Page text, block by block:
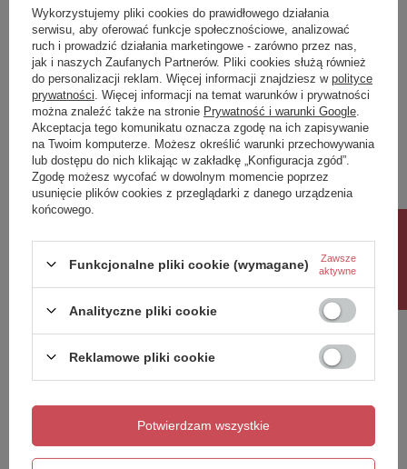
Klasa Energetyczna E
kWh/1000h 30
Potrzebujesz pomocy? Masz pytania?
Zadaj pytanie a my odpowiemy niezwłocznie,
najciekawsze pytania i odpowiedzi publikując
dla innych.
Zadaj pytanie
Napisz swoją opinię
5/5
Treść twojej opinii
Dodaj własne zdjęcie produktu:
Wykorzystujemy pliki cookies do prawidłowego działania
serwisu, aby oferować funkcje społecznościowe, analizować
ruch i prowadzić działania marketingowe - zarówno przez nas,
jak i naszych Zaufanych Partnerów. Pliki cookies służą również
do personalizacji reklam. Więcej informacji znajdziesz w polityce
prywatności . Więcej informacji na temat warunków i prywatności
można znaleźć także na stronie Prywatność i warunki Google
Akceptacja tego komunikatu oznacza zgodę na ich zapisywanie
na Twoim komputerze. Możesz określić warunki przechowywania
lub dostępu do nich klikając w zakładkę „Konfiguracja zgód”.
Zgodę możesz wycofać w dowolnym momencie poprzez
usunięcie plików cookies z przeglądarki z danego urządzenia
końcowego.
Funkcjonalne pliki cookie (wymagane)
Zawsze
aktywne
Analityczne pliki cookie
Reklamowe pliki cookie
Potwierdzam wszystkie